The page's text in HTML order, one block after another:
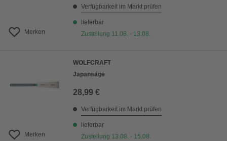
Merken
Verfügbarkeit im Markt prüfen
lieferbar
Zustellung 11.08. - 13.08.
Merken
WOLFCRAFT
Japansäge
28,99 €
Verfügbarkeit im Markt prüfen
lieferbar
Zustellung 13.08. - 15.08.